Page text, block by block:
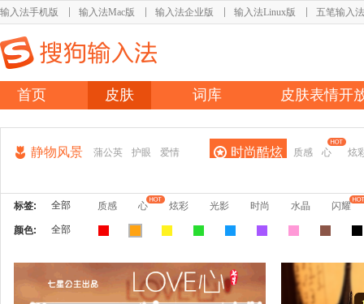
输入法手机版 输入法Mac版 输入法企业版 输入法Linux版 五笔输入法
首页 皮肤 词库 皮肤表情开
静物风景 蒲公英 护眼 爱情 时尚酷炫 质感 心 炫
标签: 全部 质感 心 炫彩 光影 时尚 水晶 闪耀
颜色: 全部